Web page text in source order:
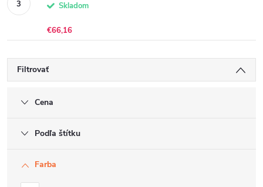
Skladom
€66,16
Filtrovať
Cena
Podľa štítku
Farba